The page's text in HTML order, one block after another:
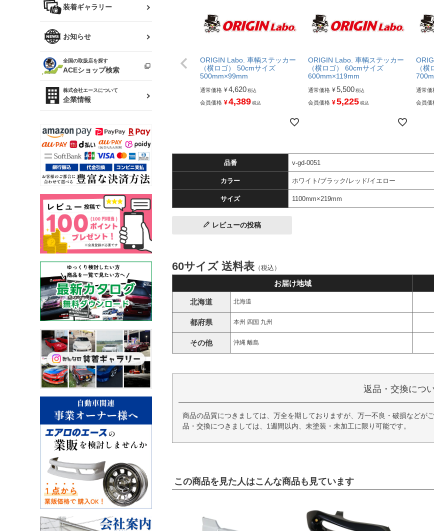
アリスト
ソアラ
アルテッツァ
プロボックス
RAV4
Z32 フェアレディZ
R34 スカイライン
スカイライン
（ER34/R33/ECR33/R32）
キャラバン
ローレル
セフィーロ
バッグ
ファッション小物
雑貨・ステーショナリー
ベビー用品
装着ギャラリー
お知らせ
全国の取扱店を探す
ACEショップ検索
株式会社エースについて
企業情報
ORIGIN Labo. 車輌ステッカー
（横ロゴ） 50cmサイズ
500mm×99mm
通常価格 ¥4,620 税込
会員価格 ¥4,389 税込
ORIGIN Labo. 車輌ステッカー
（横ロゴ） 60cmサイズ
600mm×119mm
通常価格 ¥5,500 税込
会員価格 ¥5,225 税込
（
通常価
会員価
品番 v-gd-0051
カラー ホワイト/ブラック/レッド/イエロー
サイズ 1100mm×219mm
レビューの投稿
60サイズ 送料表 （税込）
お届け地域
北海道 北海道
都府県 本州 四国 九州
その他 沖縄 離島
返品・交換につ
商品の品質につきましては、万全を期しておりますが、万一不良・破損などが
品・交換につきましては、1週間以内、未塗装・未加工に限り可能です。
この商品を見た人はこんな商品も見ています